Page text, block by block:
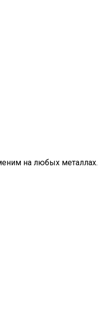
на любых металлах.